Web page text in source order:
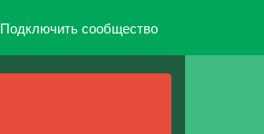
Подключить сообщество